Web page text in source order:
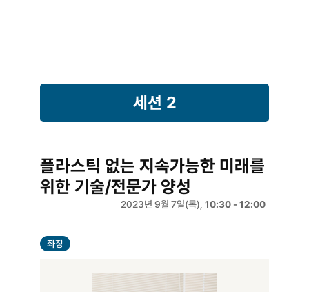
세션 2
플라스틱 없는 지속가능한 미래를
위한 기술/전문가 양성
2023년 9월 7일(목), 10:30 - 12:00
좌장